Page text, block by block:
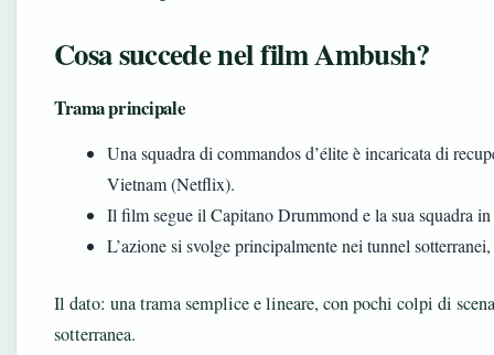
Cosa succede nel film Ambush?
Trama principale
Una squadra di commandos d’élite è incaricata di
Vietnam (Netflix).
Il film segue il Capitano Drummond e la sua squadra
L’azione si svolge principalmente nei tunnel
Il dato: una trama semplice e lineare, con pochi colpi di
sotterranea.